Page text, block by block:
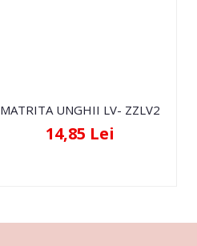
MATRITA UNGHII LV- ZZLV2
14,85 Lei